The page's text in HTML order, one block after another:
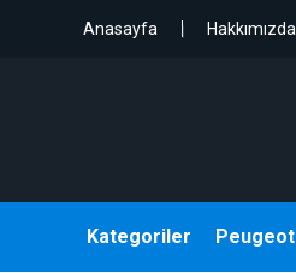
Anasayfa Hakkımızda
Kategoriler Peugeot